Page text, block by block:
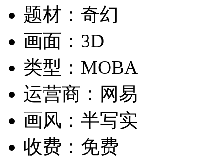
题材： 奇幻
画面： 3D
类型： MOBA
运营商： 网易
画风： 半写实
收费： 免费